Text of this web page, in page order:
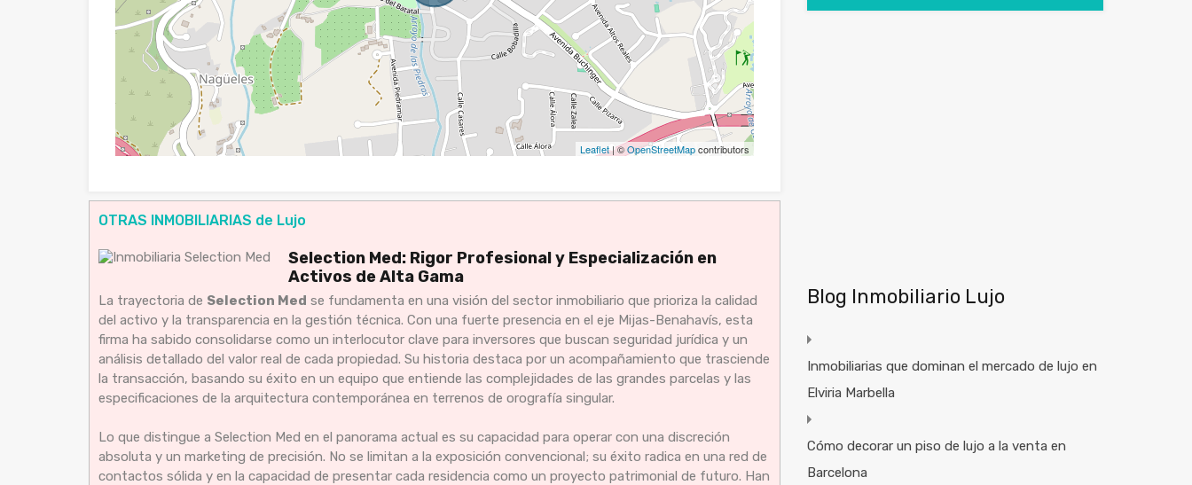
Leaflet| ©OpenStreetMapcontributors
OTRAS INMOBILIARIAS de Lujo
Selection Med: Rigor Profesional y Especialización en
Activos de Alta Gama
La trayectoria de Selection Med se fundamenta en una visión del sector inmobiliario que prioriza la calidad
del activo y la transparencia en la gestión técnica. Con una fuerte presencia en el eje Mijas-Benahavís, esta
firma ha sabido consolidarse como un interlocutor clave para inversores que buscan seguridad jurídica y un
análisis detallado del valor real de cada propiedad. Su historia destaca por un acompañamiento que trasciende
la transacción, basando su éxito en un equipo que entiende las complejidades de las grandes parcelas y las
especificaciones de la arquitectura contemporánea en terrenos de orografía singular.
Lo que distingue a Selection Med en el panorama actual es su capacidad para operar con una discreción
absoluta y un marketing de precisión. No se limitan a la exposición convencional; su éxito radica en una red de
contactos sólida y en la capacidad de presentar cada residencia como un proyecto patrimonial de futuro. Han
Blog Inmobiliario Lujo
Inmobiliarias que dominan el mercado de lujo en
Elviria Marbella
Cómo decorar un piso de lujo a la venta en
Barcelona